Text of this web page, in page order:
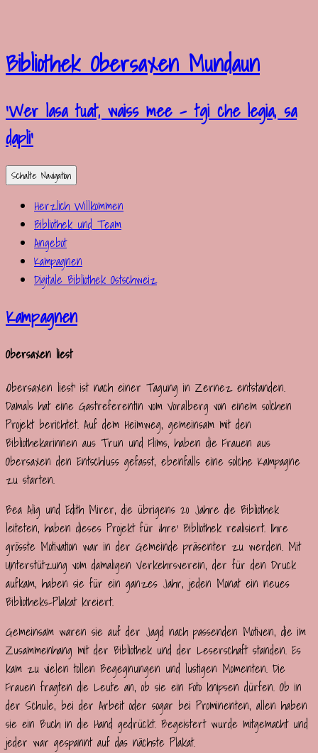
Bibliothek Obersaxen Mundaun
'Wer lasa tuat, waiss mee – tgi che legia, sa
dapli'
Schalte Navigation
Herzlich Willkommen
Bibliothek und Team
Angebot
Kampagnen
Digitale Bibliothek Ostschweiz
Kampagnen
Obersaxen liest
‚Obersaxen liest‘ ist nach einer Tagung in Zernez entstanden.
Damals hat eine Gastreferentin vom Voralberg von einem solchen
Projekt berichtet. Auf dem Heimweg, gemeinsam mit den
Bibliothekarinnen aus Trun und Flims, haben die Frauen aus
Obersaxen den Entschluss gefasst, ebenfalls eine solche Kampagne
zu starten.
Bea Alig und Edith Mirer, die übrigens 20 Jahre die Bibliothek
leiteten, haben dieses Projekt für ‚ihre‘ Bibliothek realisiert. Ihre
grösste Motivation war in der Gemeinde präsenter zu werden. Mit
Unterstützung vom damaligen Verkehrsverein, der für den Druck
aufkam, haben sie für ein ganzes Jahr, jeden Monat ein neues
Bibliotheks-Plakat kreiert.
Gemeinsam waren sie auf der Jagd nach passenden Motiven, die im
Zusammenhang mit der Bibliothek und der Leserschaft standen. Es
kam zu vielen tollen Begegnungen und lustigen Momenten. Die
Frauen fragten die Leute an, ob sie ein Foto knipsen dürfen. Ob in
der Schule, bei der Arbeit oder sogar bei Prominenten, allen haben
sie ein Buch in die Hand gedrückt. Begeistert wurde mitgemacht und
jeder war gespannt auf das nächste Plakat.